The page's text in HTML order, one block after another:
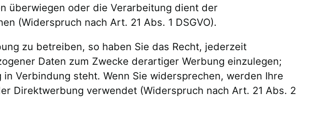
überwiegen oder die Verarbeitung dient der
(Widerspruch nach Art. 21 Abs. 1 DSGVO).
zu betreiben, so haben Sie das Recht, jederzeit
Daten zum Zwecke derartiger Werbung einzulegen;
Verbindung steht. Wenn Sie widersprechen, werden Ihre
Direktwerbung verwendet (Widerspruch nach Art. 21 Abs. 2